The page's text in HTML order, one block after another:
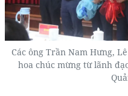
Các ông Trần Nam Hưng,
hoa chúc mừng từ lãnh